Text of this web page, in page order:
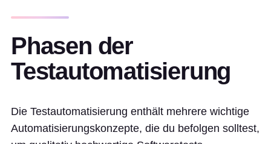
Phasen der
Testautomatisierung
Die Testautomatisierung enthält mehrere wichtige
Automatisierungskonzepte, die du befolgen solltest,